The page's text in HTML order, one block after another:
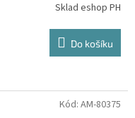
Sklad eshop PH
Do košíku
Kód: AM-80375